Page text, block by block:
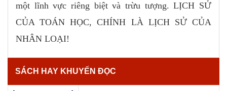
một lĩnh vực riêng biệt và trừu tượng. LỊCH SỬ
CỦA TOÁN HỌC, CHÍNH LÀ LỊCH SỬ CỦA
NHÂN LOẠI!
SÁCH HAY KHUYẾN ĐỌC